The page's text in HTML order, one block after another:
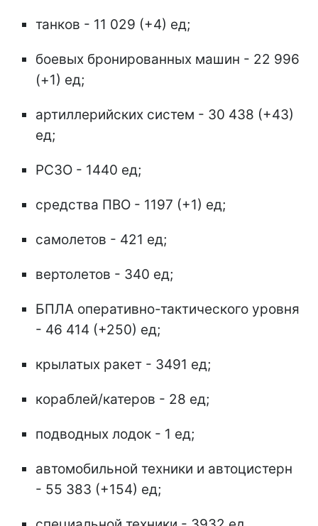
танков - 11 029 (+4) ед;
боевых бронированных машин - 22 996
(+1) ед;
артиллерийских систем - 30 438 (+43)
ед;
РСЗО - 1440 ед;
средства ПВО - 1197 (+1) ед;
самолетов - 421 ед;
вертолетов - 340 ед;
БПЛА оперативно-тактического уровня
- 46 414 (+250) ед;
крылатых ракет - 3491 ед;
кораблей/катеров - 28 ед;
подводных лодок - 1 ед;
автомобильной техники и автоцистерн
- 55 383 (+154) ед;